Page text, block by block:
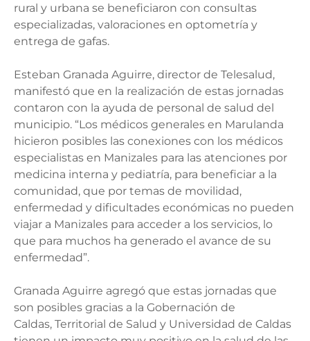
rural y urbana se beneficiaron con consultas
especializadas, valoraciones en optometría y
entrega de gafas.
Esteban Granada Aguirre, director de Telesalud,
manifestó que en la realización de estas jornadas
contaron con la ayuda de personal de salud del
municipio. “Los médicos generales en Marulanda
hicieron posibles las conexiones con los médicos
especialistas en Manizales para las atenciones por
medicina interna y pediatría, para beneficiar a la
comunidad, que por temas de movilidad,
enfermedad y dificultades económicas no pueden
viajar a Manizales para acceder a los servicios, lo
que para muchos ha generado el avance de su
enfermedad”.
Granada Aguirre agregó que estas jornadas que
son posibles gracias a la Gobernación de
Caldas, Territorial de Salud y Universidad de Caldas